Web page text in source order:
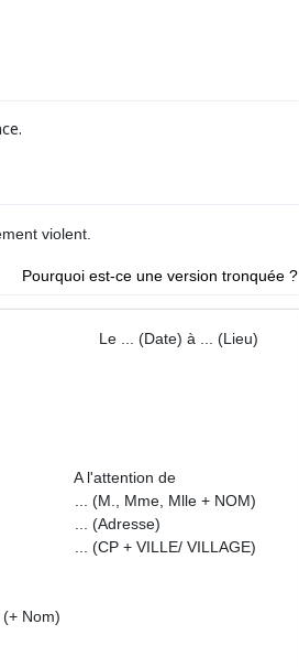
violent.
Pourquoi est-ce une version tronquée ?
à ... (Lieu)
de
+ NOM)
Nom)